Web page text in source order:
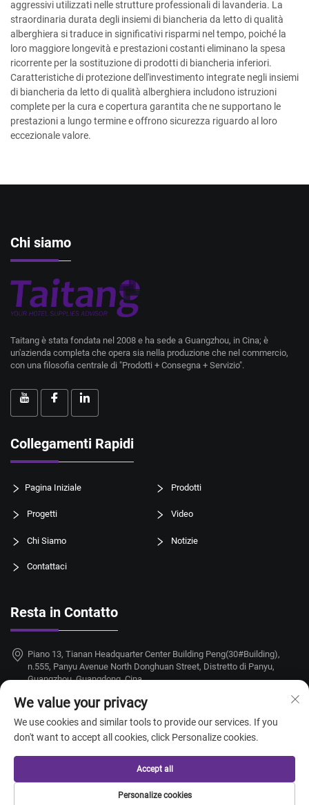
aggressivi utilizzati nelle strutture professionali di lavanderia. La
straordinaria durata degli insiemi di biancheria da letto di qualità
alberghiera si traduce in significativi risparmi nel tempo, poiché la
loro maggiore longevità e prestazioni costanti eliminano la spesa
ricorrente per la sostituzione di prodotti di biancheria inferiori.
Caratteristiche di protezione dell'investimento integrate negli insiemi
di biancheria da letto di qualità alberghiera includono istruzioni
complete per la cura e copertura garantita che ne supportano le
prestazioni a lungo termine e offrono sicurezza riguardo al loro
eccezionale valore.
Chi siamo
Taitang è stata fondata nel 2008 e ha sede a Guangzhou, in Cina; è
un'azienda completa che opera sia nella produzione che nel commercio,
con una filosofia centrale di "Prodotti + Consegna + Servizio".
Collegamenti Rapidi
Pagina Iniziale Prodotti
Progetti Video
Chi Siamo Notizie
Contattaci
Resta in Contatto
Piano 13, Tianan Headquarter Center Building Peng(30#Building),
n.555, Panyu Avenue North Donghuan Street, Distretto di Panyu,
Guangzhou, Guangdong, Cina
+86-18924068214
[email protected]
diritti riservati. —Informativa sulla privacy
We value your privacy
We use cookies and similar tools to provide our services. If you
don't want to accept all cookies, click Personalize cookies.
Personalize cookies
Accept all